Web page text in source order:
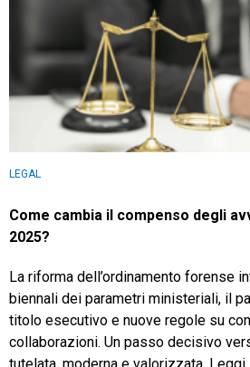
LEGAL
Come cambia il compenso degli
2025?
La riforma dell’ordinamento forense
biennali dei parametri ministeriali, il
titolo esecutivo e nuove regole su
collaborazioni. Un passo decisivo